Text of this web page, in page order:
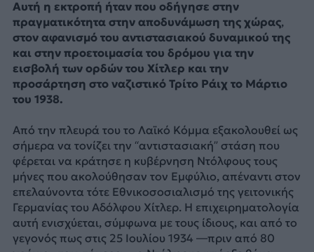
Αυτή η εκτροπή ήταν που οδήγησε στην
πραγματικότητα στην αποδυνάμωση της χώρας,
στον αφανισμό του αντιστασιακού δυναμικού της
και στην προετοιμασία του δρόμου για την
εισβολή των ορδών του Χίτλερ και την
προσάρτηση στο ναζιστικό Τρίτο Ράιχ το Μάρτιο
του 1938.
Από την πλευρά του το Λαϊκό Κόμμα εξακολουθεί ως
σήμερα να τονίζει την “αντιστασιακή” στάση που
φέρεται να κράτησε η κυβέρνηση Ντόλφους τους
μήνες που ακολούθησαν τον Εμφύλιο, απέναντι στον
επελαύνοντα τότε Εθνικοσοσιαλισμό της γειτονικής
Γερμανίας του Αδόλφου Χίτλερ. Η επιχειρηματολογία
αυτή ενισχύεται, σύμφωνα με τους ίδιους, και από το
γεγονός πως στις 25 Ιουλίου 1934 —πριν από 80